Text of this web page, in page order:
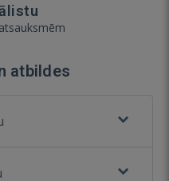
atbildes